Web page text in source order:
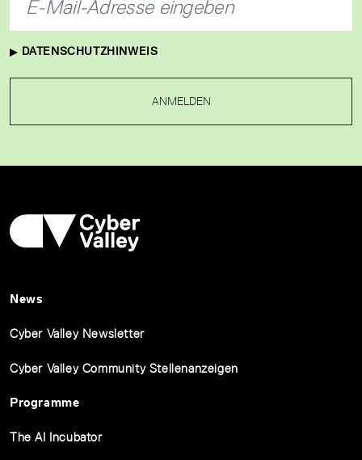
DATENSCHUTZHINWEIS
ANMELDEN
News
Cyber Valley Newsletter
Cyber Valley Community Stellenanzeigen
Programme
The AI Incubator